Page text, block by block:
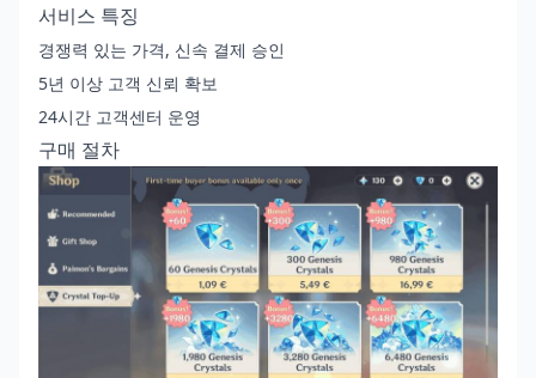
서비스 특징
경쟁력 있는 가격, 신속 결제 승인
5년 이상 고객 신뢰 확보
24시간 고객센터 운영
구매 절차